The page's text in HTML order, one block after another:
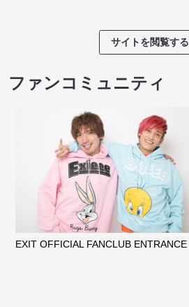
サイトを閲覧する
ファンコミュニティ
EXIT OFFICIAL FANCLUB ENTRANCE